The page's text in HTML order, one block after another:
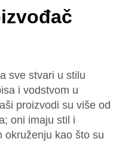
sve stvari u stilu
i vodstvom u
proizvodi su više od
oni imaju stil i
okruženju kao što su